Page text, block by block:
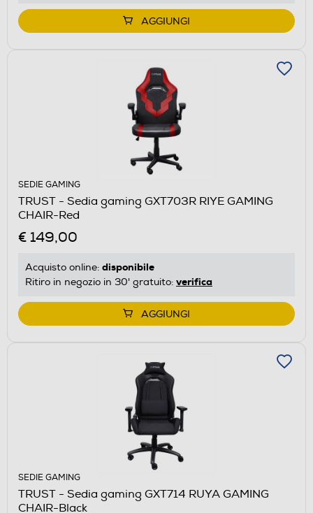
AGGIUNGI
SEDIE GAMING
TRUST - Sedia gaming GXT703R RIYE GAMING
CHAIR-Red
€ 149,00
Acquisto online: disponibile
Ritiro in negozio in 30' gratuito: verifica
AGGIUNGI
SEDIE GAMING
TRUST - Sedia gaming GXT714 RUYA GAMING
CHAIR-Black